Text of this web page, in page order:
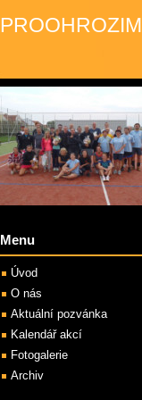
Menu
Úvod
O nás
Aktuální pozvánka
Kalendář akcí
Fotogalerie
Archiv